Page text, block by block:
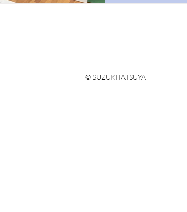
© SUZUKITATSUYA